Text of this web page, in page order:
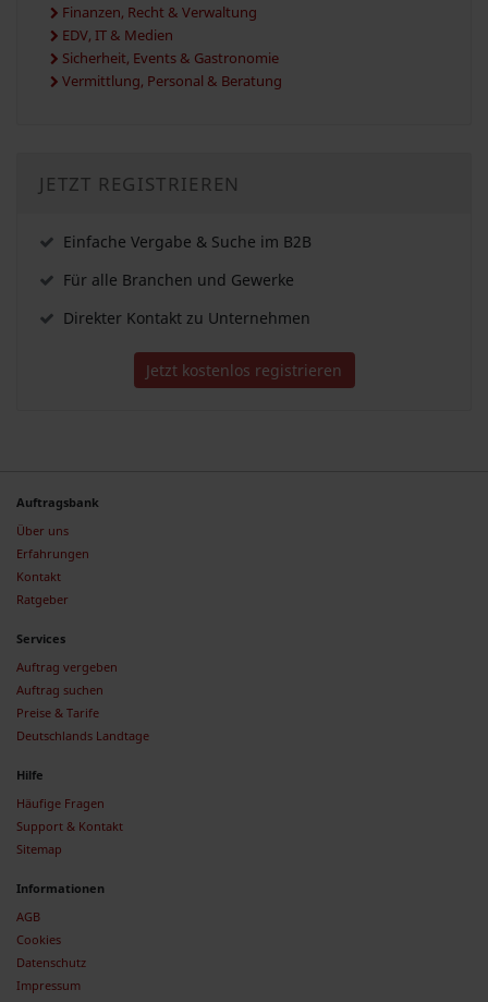
Finanzen, Recht & Verwaltung
EDV, IT & Medien
Sicherheit, Events & Gastronomie
Vermittlung, Personal & Beratung
JETZT REGISTRIEREN
Einfache Vergabe & Suche im B2B
Für alle Branchen und Gewerke
Direkter Kontakt zu Unternehmen
Jetzt kostenlos registrieren
Auftragsbank
Über uns
Erfahrungen
Kontakt
Ratgeber
Services
Auftrag vergeben
Auftrag suchen
Preise & Tarife
Deutschlands Landtage
Hilfe
Häufige Fragen
Support & Kontakt
Sitemap
Informationen
AGB
Cookies
Datenschutz
Impressum